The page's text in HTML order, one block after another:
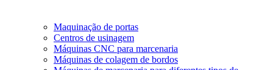
Maquinação de portas
Centros de usinagem
Máquinas CNC para marcenaria
Máquinas de colagem de bordos